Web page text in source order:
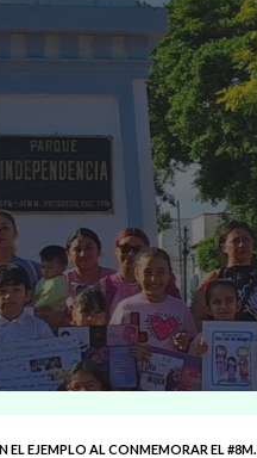
EL EJEMPLO AL CONMEMORAR EL #8M.